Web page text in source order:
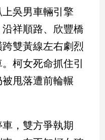
吳男車輛引擎
祥順路、欣豐橋
雙黃線左右劇烈
柯女死命抓住引
甩落遭前輪輾
，雙方爭執期